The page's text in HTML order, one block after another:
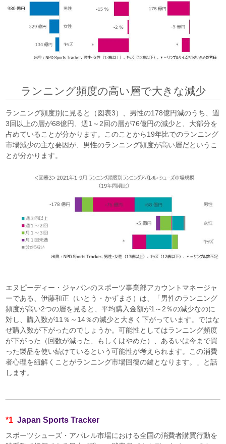
ランニング頻度の高い層で大きな減少
ランニング頻度別に見ると（図表3）、男性の178億円減のうち、週
3回以上の層が68億円、週1～2回の層が76億円の減少と、大部分を
占めていることが分かります。このことから19年比でのランニング
市場減少の主な要因が、男性のランニング頻度が高い層だというこ
とが分かります。
エヌピーディー・ジャパンのスポーツ事業部アカウントマネージャ
ーである、伊藤和正（いとう・かずまさ）は、「男性のランニング
頻度が高い2つの層を見ると、平均購入金額が1～2％の減少なのに
対し、購入数が11％～14％の減少と大きく下がっています。ではな
ぜ購入数が下がったのでしょうか。可能性としてはランニング頻度
が下がった（回数が減った、もしくはやめた）、あるいは今まで買
った製品を使い続けているという可能性が考えられます。この消費
者心理を紐解くことがランニング市場回復の鍵となります。」と話
します。
*1 JapanSports Tracker
スポーツシューズ・アパレル市場における全国の消費者購買行動を